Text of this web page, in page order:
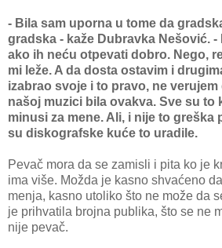
- Bila sam uporna u tome da
gradska - kaže Dubravka Nešović. -
ako ih neću otpevati dobro. Nego,
mi leže. A da dosta ostavim i
izabrao svoje i to pravo, ne
našoj muzici bila ovakva. Sve su to
minusi za mene. Ali, i nije to greška
su diskografske kuće to uradile.
Pevač mora da se zamisli i pita ko je
ima više. Možda je kasno shvaćeno
menja, kasno utoliko što ne može da
je prihvatila brojna publika, što se ne
nije pevač.